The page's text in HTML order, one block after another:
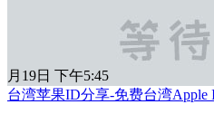
月19日 下午5:45
台湾苹果ID分享-免费台湾Apple